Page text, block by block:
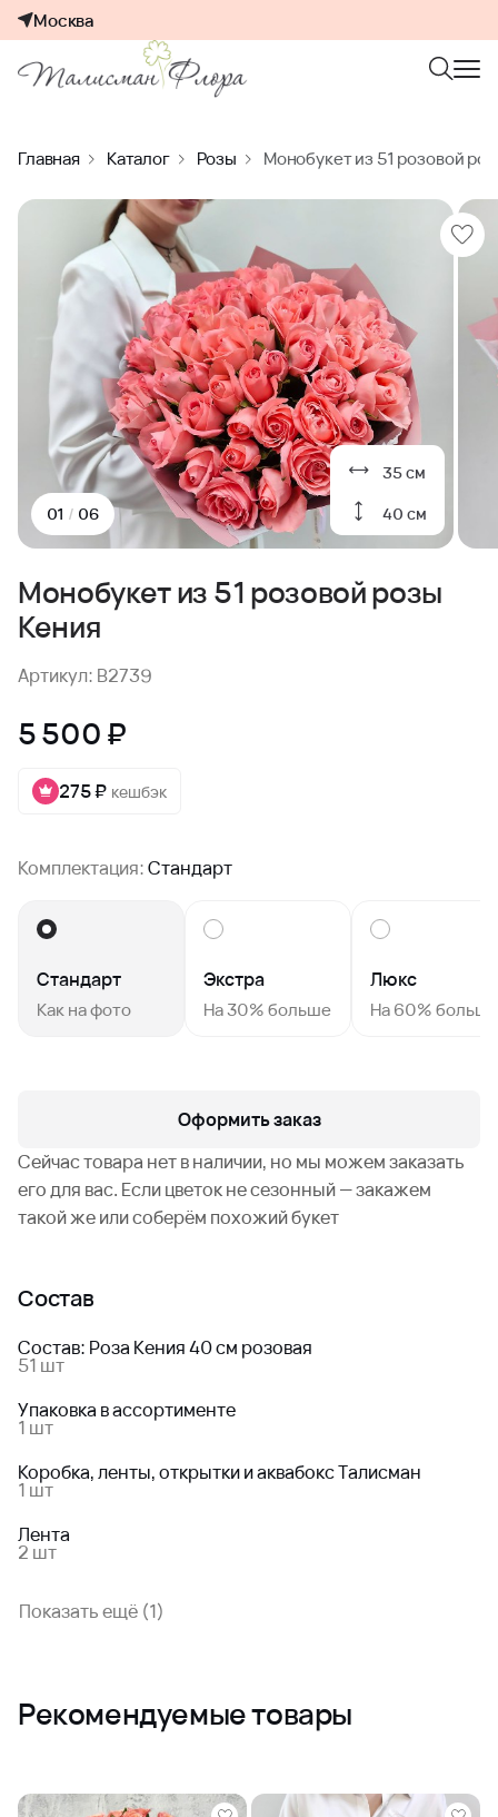
Москва
Главная Каталог Розы Монобукет из 51 розовой
35 см
40 см
01 / 06
Монобукет из 51 розовой розы
Кения
Артикул: B2739
5 500 ₽
275 ₽ кешбэк
Комплектация:Стандарт
Стандарт
Как на фото
Экстра
На 30% больше
Люкс
На 60% больше
Оформить заказ
Сейчас товара нет в наличии, но мы можем заказать
его для вас. Если цветок не сезонный — закажем
такой же или соберём похожий букет
Состав
Состав: Роза Кения 40 см розовая
51 шт
Упаковка в ассортименте
1 шт
Коробка, ленты, открытки и аквабокс Талисман
1 шт
Лента
2 шт
Показать ещё (1)
Рекомендуемые товары